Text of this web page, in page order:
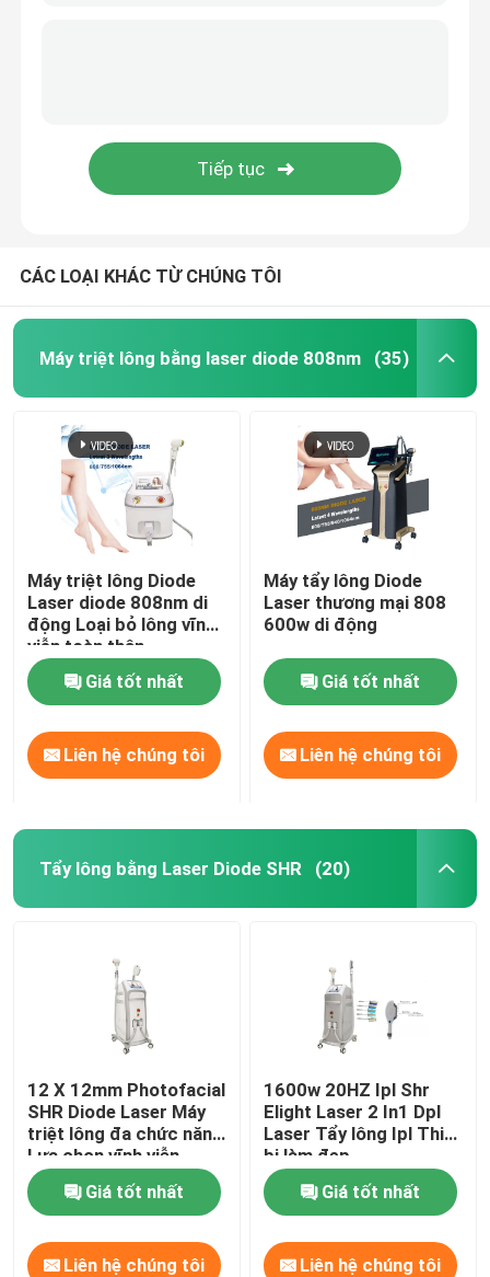
CÁC LOẠI KHÁC TỪ CHÚNG TÔI
Máy triệt lông bằng laser diode 808nm (35)
Máy triệt lông Diode
Laser diode 808nm di
động Loại bỏ lông vĩnh
viễn toàn thân
Giá tốt nhất
Liên hệ chúng tôi
Máy tẩy lông Diode
Laser thương mại 808
600w di động
Giá tốt nhất
Liên hệ chúng tôi
Tẩy lông bằng Laser Diode SHR (20)
12 X 12mm Photofacial
SHR Diode Laser Máy
triệt lông đa chức năng
Lựa chọn vĩnh viễn
Giá tốt nhất
Liên hệ chúng tôi
1600w 20HZ Ipl Shr
Elight Laser 2 In1 Dpl
Laser Tẩy lông Ipl Thiết
bị làm đẹp
Giá tốt nhất
Liên hệ chúng tôi